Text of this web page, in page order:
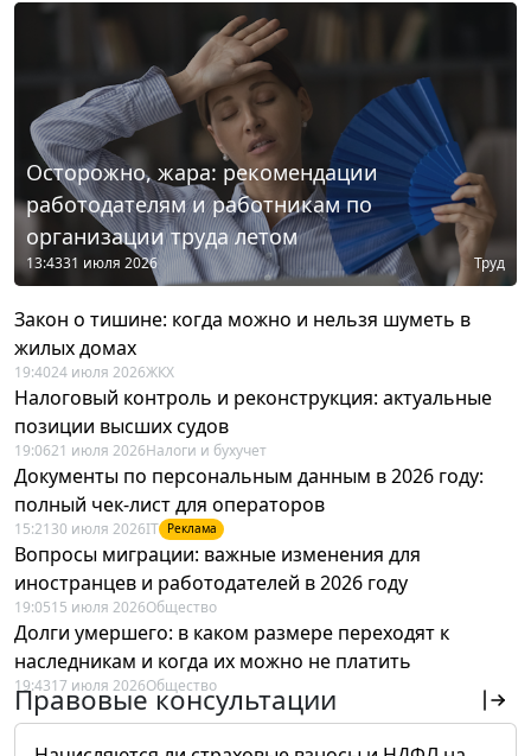
Осторожно, жара: рекомендации
работодателям и работникам по
организации труда летом
13:4331 июля 2026 Труд
Закон о тишине: когда можно и нельзя шуметь в
жилых домах
19:4024 июля 2026ЖКХ
Налоговый контроль и реконструкция: актуальные
позиции высших судов
19:0621 июля 2026Налоги и бухучет
Документы по персональным данным в 2026 году:
полный чек-лист для операторов
15:21 30 июля 2026IT Реклама
Вопросы миграции: важные изменения для
иностранцев и работодателей в 2026 году
19:0515 июля 2026Общество
Долги умершего: в каком размере переходят к
наследникам и когда их можно не платить
19:4317 июля 2026Общество
Правовые консультации